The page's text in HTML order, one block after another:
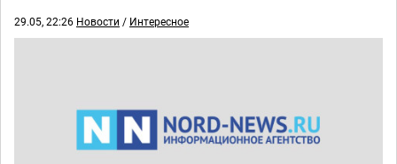
29.05, 22:26 Новости / Интересное